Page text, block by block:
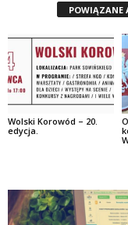
POWIĄZANE
Wolski Korowód – 20.
edycja.